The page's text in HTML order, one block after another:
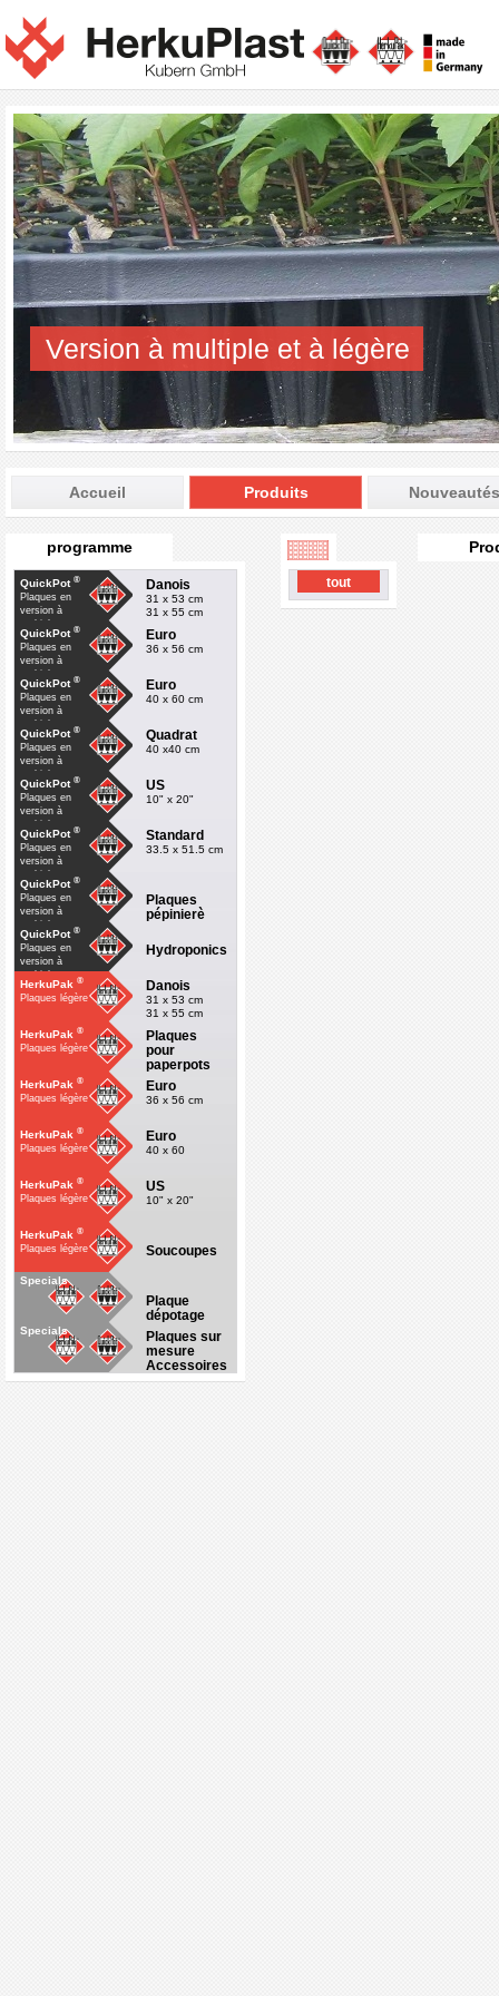
Version à multiple et à légère
Accueil Produits Nouveautés
programme
QuickPot ®
Plaques en
version à
multiple
Danois
31 x 53 cm
31 x 55 cm
QuickPot ®
Plaques en
version à
multiple
Euro
36 x 56 cm
QuickPot ®
Plaques en
version à
multiple
Euro
40 x 60 cm
QuickPot ®
Plaques en
version à
multiple
Quadrat
40 x40 cm
QuickPot ®
Plaques en
version à
multiple
US
10" x 20"
QuickPot ®
Plaques en
version à
multiple
Standard
33.5 x 51.5 cm
QuickPot ®
Plaques en
version à
multiple
Plaques
pépinierè
QuickPot ®
Plaques en
version à
multiple
Hydroponics
HerkuPak ®
Plaques légère
Danois
31 x 53 cm
31 x 55 cm
HerkuPak ®
Plaques légère
Plaques
pour
paperpots
HerkuPak ®
Plaques légère
Euro
36 x 56 cm
HerkuPak ®
Plaques légère
Euro
40 x 60
HerkuPak ®
Plaques légère
US
10" x 20"
HerkuPak ®
Plaques légère
Soucoupes
Specials
Plaque
dépotage
Specials
Plaques sur
mesure
Accessoires
tout